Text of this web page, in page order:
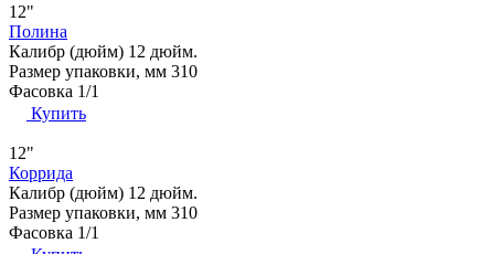
12"
Полина
Калибр (дюйм) 12 дюйм.
Размер упаковки, мм 310
Фасовка 1/1
Купить
12"
Коррида
Калибр (дюйм) 12 дюйм.
Размер упаковки, мм 310
Фасовка 1/1